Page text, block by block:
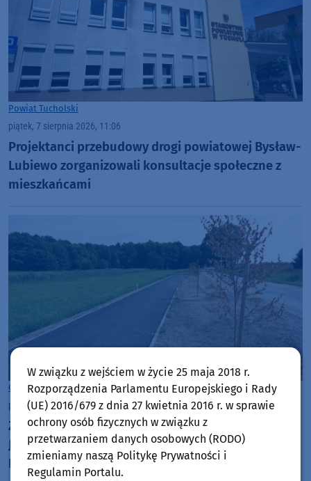
Powiat Tucholski
piątek, 7 sierpnia 2026, 11:06
Projektanci przebudowy drogi powiatowej Bysław-
Lubiewo zorganizowali konsultacje społeczne z
mieszkańcami
Gmina Kamień Krajeński
piątek, 7 sierpnia 2026, 11:04
Zakończyła się budowa ścieżki rowerowej z
Jerzmionek do Zamartego, w gminie Kamień
Krajeński. Nieco przed terminem
W związku z wejściem w życie 25 maja 2018 r.
Rozporządzenia Parlamentu Europejskiego i Rady
(UE) 2016/679 z dnia 27 kwietnia 2016 r. w sprawie
ochrony osób fizycznych w związku z
przetwarzaniem danych osobowych (RODO)
zmieniamy naszą Politykę Prywatności i
Regulamin Portalu.